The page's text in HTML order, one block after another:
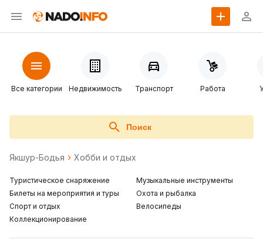
Все категории Недвижимость Транспорт Работа
Поиск
Якшур-Бодья Хобби и отдых
Туристическое снаряжение
Билеты на мероприятия и туры
Спорт и отдых
Коллекционирование
Музыкальные инструменты
Охота и рыбалка
Велосипеды